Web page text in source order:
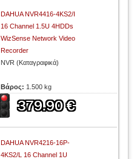
DAHUA NVR4416-4KS2/I
16 Channel 1.5U 4HDDs
WizSense Network Video
Recorder
NVR (Καταγραφικά)
Βάρος: 1.500 kg
DAHUA NVR4216-16P-
4KS2/L 16 Channel 1U